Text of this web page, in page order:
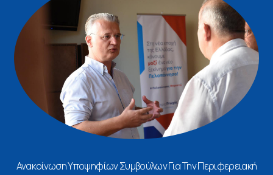
Ανακοίνωση Υποψηφίων Συμβούλων Για Την Περιφερειακή